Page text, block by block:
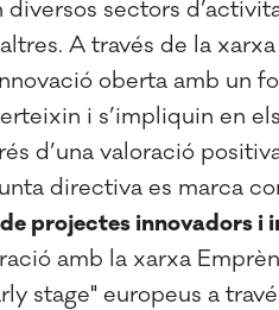
sectors
A través de la
oberta amb un
i s’impliquin en
d’una valoració
directiva es marca
projectes innovadors i
amb la xarxa
stage" europeus a